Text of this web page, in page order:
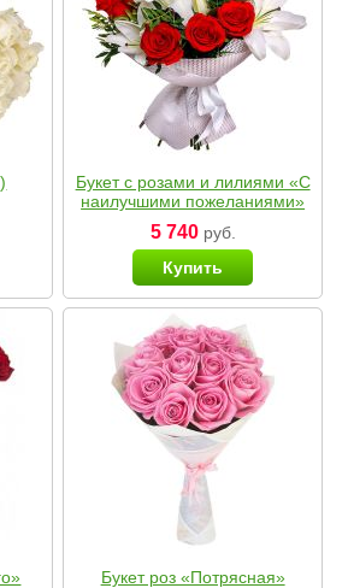
Букет с розами и лилиями «С
наилучшими пожеланиями»
5 740руб.
Купить
Букет роз «Потрясная»